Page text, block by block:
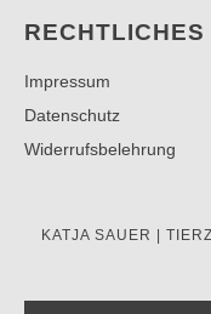
Impressum
Datenschutz
Widerrufsbelehrung
KATJA SAUER |